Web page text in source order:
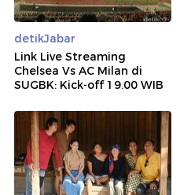
detikJabar
Link Live Streaming
Chelsea Vs AC Milan di
SUGBK: Kick-off 19.00 WIB